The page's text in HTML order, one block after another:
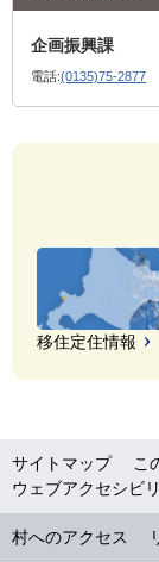
企画振興課
電話:(0135)75-2877
移住定住情報
サイトマップ こ
ウェブアクセシビ
村へのアクセス